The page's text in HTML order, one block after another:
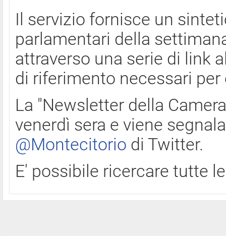
Il servizio fornisce un
parlamentari della
attraverso una serie di link
di riferimento necessari
La "Newsletter della
venerdì sera e viene
@Montecitorio di Twitter.
E' possibile ricercare tutte